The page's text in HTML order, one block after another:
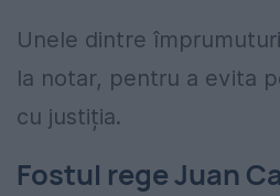
Unele dintre
la notar, pentru a evita
cu justiția.
Fostul rege Juan